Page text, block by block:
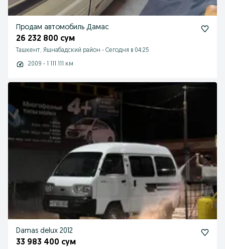
Продам автомобиль Дамас
26 232 800 сум
Ташкент, Яшнабадский район - Сегодня в 04:25
2009 - 1 111 111 км
Damas delux 2012
33 983 400 сум